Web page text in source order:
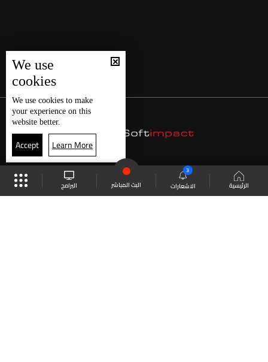
الرئيسية الاشعارات
3
البث المباشر البرامج
We use
cookies
We use cookies to make
your experience on this
website better.
Accept Learn More
موقع البرامج الجدول البث المباشر